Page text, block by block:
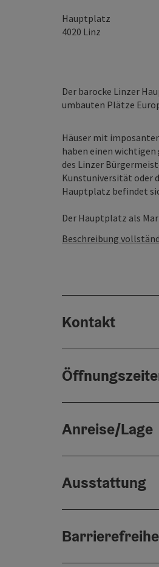
Hauptplatz
4020 Linz
Der barocke Linzer
umbauten Plätze
Häuser mit
haben einen wichtigen
des Linzer
Kunstuniversität oder
Hauptplatz befindet
Der Hauptplatz als
Beschreibung
Kontakt
Anreise/Lage
Ausstattung